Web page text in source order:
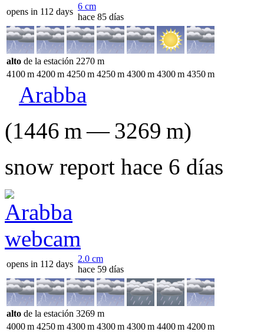
opens in 112 days
6 cm
hace 85 días
alto de la estación 2270 m
4100m 4200m 4250m 4250m 4300m 4300m 4350m
Arabba
(1446 m—3269 m)
snow report hace 6 días
opens in 112 days
2.0 cm
hace 59 días
alto de la estación 3269 m
4000m 4250m 4300m 4300m 4300m 4400m 4200m